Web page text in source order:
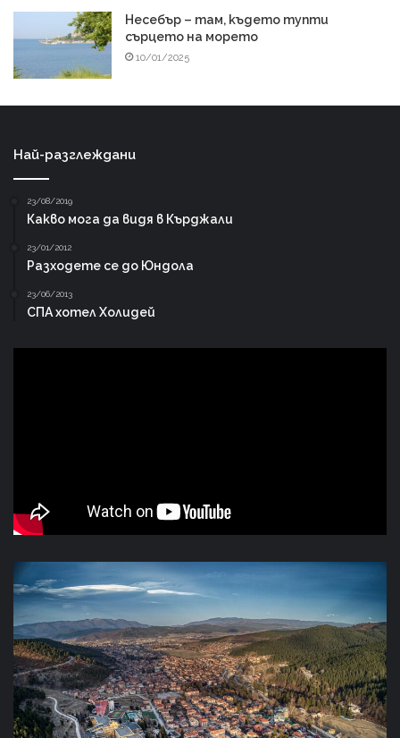
Несебър – там, където тупти
сърцето на морето
10/01/2025
Най-разглеждани
23/08/2019
Какво мога да видя в Кърджали
23/01/2012
Разходете се до Юндола
23/06/2013
СПА хотел Холидей